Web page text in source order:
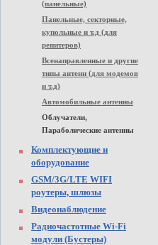
(панельные)
Панельные, секторные,
купольные и т.д (для
репитеров)
Всенаправленные и другие
типы антенн (для модемов
и т.д)
Автомобильные антенны
Облучатели,
Параболические антенны
Комплектующие и
оборудование
GSM/3G/LTE WIFI
роутеры, шлюзы
Видеонаблюдение
Радиочастотные Wi-Fi
модули (Бустеры)